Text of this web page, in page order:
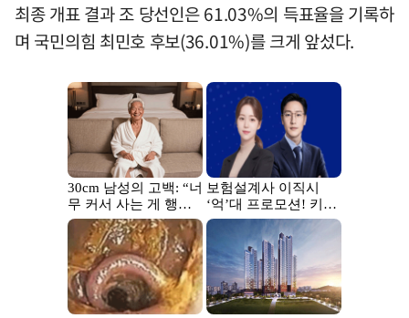
최종 개표 결과 조 당선인은 61.03%의 득표율을 기록하
며 국민의힘 최민호 후보(36.01%)를 크게 앞섰다.